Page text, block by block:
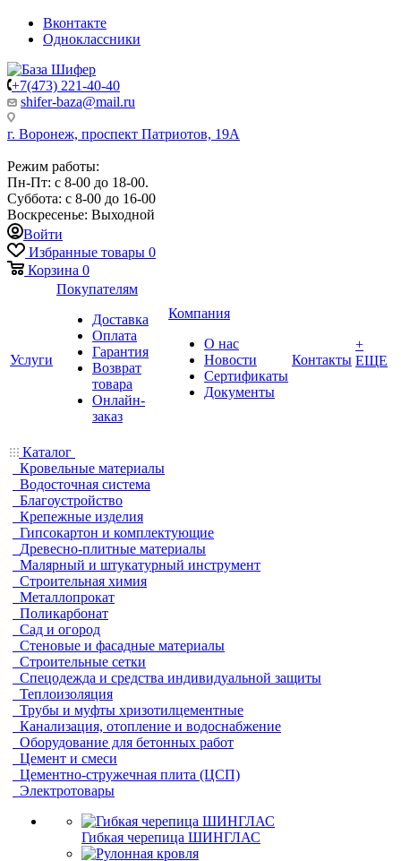
Вконтакте
Одноклассники
+7(473) 221-40-40
shifer-baza@mail.ru
г. Воронеж, проспект Патриотов, 19А
Режим работы:
Пн-Пт: с 8-00 до 18-00.
Суббота: с 8-00 до 16-00
Воскресенье: Выходной
Войти
Избранные товары 0
Корзина 0
Услуги
Покупателям
Доставка
Оплата
Гарантия
Возврат
товара
Онлайн-
заказ
Компания
О нас
Новости
Сертификаты
Документы
Контакты
+
ЕЩЕ
Каталог
Кровельные материалы
Водосточная система
Благоустройство
Крепежные изделия
Гипсокартон и комплектующие
Древесно-плитные материалы
Малярный и штукатурный инструмент
Строительная химия
Металлопрокат
Поликарбонат
Сад и огород
Стеновые и фасадные материалы
Строительные сетки
Спецодежда и средства индивидуальной защиты
Теплоизоляция
Трубы и муфты хризотилцементные
Канализация, отопление и водоснабжение
Оборудование для бетонных работ
Цемент и смеси
Цементно-стружечная плита (ЦСП)
Электротовары
Гибкая черепица ШИНГЛАС